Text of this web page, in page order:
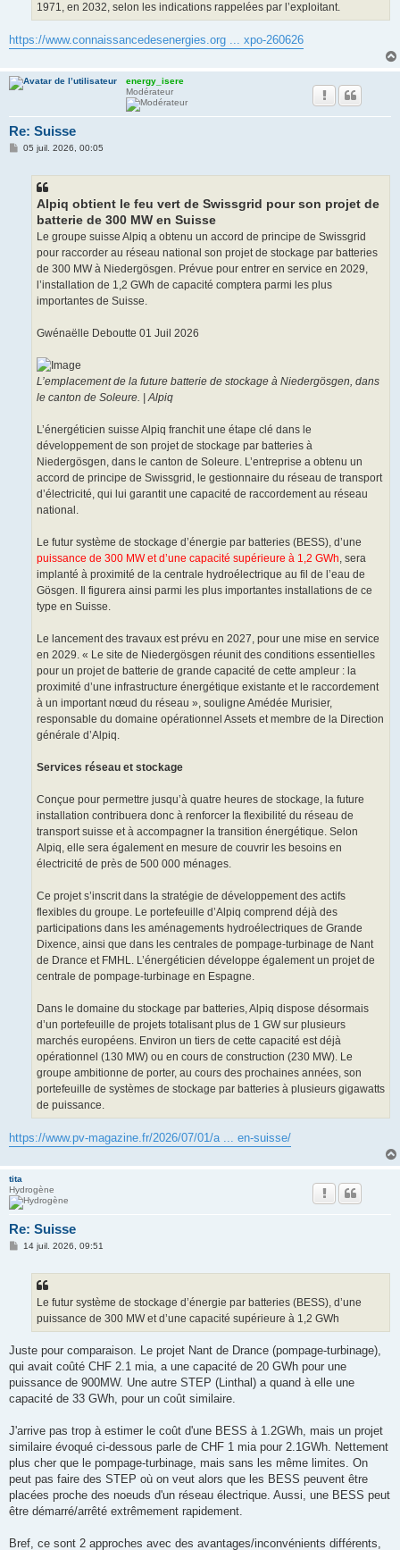
1971, en 2032, selon les indications rappelées par l’exploitant.
https://www.connaissancedesenergies.org ... xpo-260626
energy_isere
Modérateur
Re: Suisse
M05 juil. 2026, 00:05
Alpiq obtient le feu vert de Swissgrid pour son projet de
batterie de 300 MW en Suisse
Le groupe suisse Alpiq a obtenu un accord de principe de Swissgrid
pour raccorder au réseau national son projet de stockage par batteries
de 300 MW à Niedergösgen. Prévue pour entrer en service en 2029,
l’installation de 1,2 GWh de capacité comptera parmi les plus
importantes de Suisse.
Gwénaëlle Deboutte 01 Juil 2026
L’emplacement de la future batterie de stockage à Niedergösgen, dans
le canton de Soleure. | Alpiq
L’énergéticien suisse Alpiq franchit une étape clé dans le
développement de son projet de stockage par batteries à
Niedergösgen, dans le canton de Soleure. L’entreprise a obtenu un
accord de principe de Swissgrid, le gestionnaire du réseau de transport
d’électricité, qui lui garantit une capacité de raccordement au réseau
national.
Le futur système de stockage d’énergie par batteries (BESS), d’une
puissance de 300 MW et d’une capacité supérieure à 1,2 GWh, sera
implanté à proximité de la centrale hydroélectrique au fil de l’eau de
Gösgen. Il figurera ainsi parmi les plus importantes installations de ce
type en Suisse.
Le lancement des travaux est prévu en 2027, pour une mise en service
en 2029. « Le site de Niedergösgen réunit des conditions essentielles
pour un projet de batterie de grande capacité de cette ampleur : la
proximité d’une infrastructure énergétique existante et le raccordement
à un important nœud du réseau », souligne Amédée Murisier,
responsable du domaine opérationnel Assets et membre de la Direction
générale d’Alpiq.
Services réseau et stockage
Conçue pour permettre jusqu’à quatre heures de stockage, la future
installation contribuera donc à renforcer la flexibilité du réseau de
transport suisse et à accompagner la transition énergétique. Selon
Alpiq, elle sera également en mesure de couvrir les besoins en
électricité de près de 500 000 ménages.
Ce projet s’inscrit dans la stratégie de développement des actifs
flexibles du groupe. Le portefeuille d’Alpiq comprend déjà des
participations dans les aménagements hydroélectriques de Grande
Dixence, ainsi que dans les centrales de pompage-turbinage de Nant
de Drance et FMHL. L’énergéticien développe également un projet de
centrale de pompage-turbinage en Espagne.
Dans le domaine du stockage par batteries, Alpiq dispose désormais
d’un portefeuille de projets totalisant plus de 1 GW sur plusieurs
marchés européens. Environ un tiers de cette capacité est déjà
opérationnel (130 MW) ou en cours de construction (230 MW). Le
groupe ambitionne de porter, au cours des prochaines années, son
portefeuille de systèmes de stockage par batteries à plusieurs gigawatts
de puissance.
https://www.pv-magazine.fr/2026/07/01/a ... en-suisse/
tita
Hydrogène
Re: Suisse
M14 juil. 2026, 09:51
Le futur système de stockage d’énergie par batteries (BESS), d’une
puissance de 300 MW et d’une capacité supérieure à 1,2 GWh
Juste pour comparaison. Le projet Nant de Drance (pompage-turbinage),
qui avait coûté CHF 2.1 mia, a une capacité de 20 GWh pour une
puissance de 900MW. Une autre STEP (Linthal) a quand à elle une
capacité de 33 GWh, pour un coût similaire.
J'arrive pas trop à estimer le coût d'une BESS à 1.2GWh, mais un projet
similaire évoqué ci-dessous parle de CHF 1 mia pour 2.1GWh. Nettement
plus cher que le pompage-turbinage, mais sans les même limites. On
peut pas faire des STEP où on veut alors que les BESS peuvent être
placées proche des noeuds d'un réseau électrique. Aussi, une BESS peut
être démarré/arrêté extrêmement rapidement.
Bref, ce sont 2 approches avec des avantages/inconvénients différents,